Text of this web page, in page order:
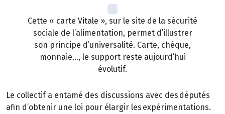
Cette « carte Vitale », sur le site de la sécurité
sociale de l’alimentation, permet d’illustrer
son principe d’universalité. Carte, chèque,
monnaie…, le support reste aujourd’hui
évolutif.
Le collectif a entamé des discussions avec des députés
afin d’obtenir une loi pour élargir les expérimentations.